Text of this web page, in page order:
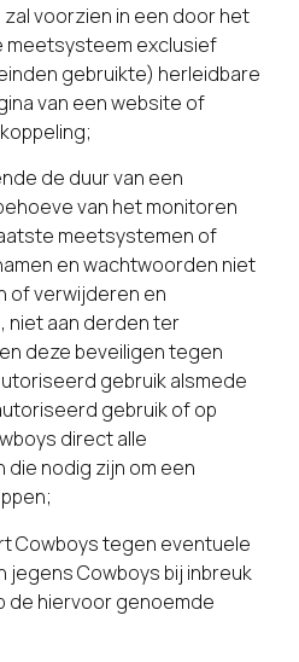
voorzien in een door het
exclusief
gebruikte) herleidbare
van een website of
de duur van een
van het monitoren
meetsystemen of
en wachtwoorden niet
of verwijderen en
niet aan derden ter
deze beveiligen tegen
gebruik alsmede
gebruik of op
direct alle
nodig zijn om een
Cowboys tegen eventuele
jegens Cowboys bij inbreuk
de hiervoor genoemde